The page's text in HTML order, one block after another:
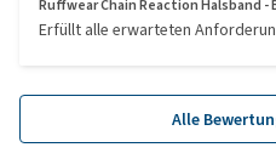
Ruffwear Chain Reaction Halsband -
Erfüllt alle erwarteten
Alle